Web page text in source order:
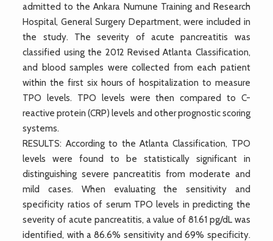
admitted to the Ankara Numune Training and Research
Hospital, General Surgery Department, were included in
the study. The severity of acute pancreatitis was
classified using the 2012 Revised Atlanta Classification,
and blood samples were collected from each patient
within the first six hours of hospitalization to measure
TPO levels. TPO levels were then compared to C-
reactive protein (CRP) levels and other prognostic scoring
systems.
RESULTS: According to the Atlanta Classification, TPO
levels were found to be statistically significant in
distinguishing severe pancreatitis from moderate and
mild cases. When evaluating the sensitivity and
specificity ratios of serum TPO levels in predicting the
severity of acute pancreatitis, a value of 81.61 pg/dL was
identified, with a 86.6% sensitivity and 69% specificity.